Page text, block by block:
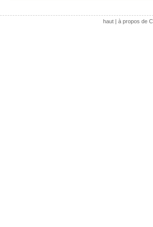
haut| à propos de